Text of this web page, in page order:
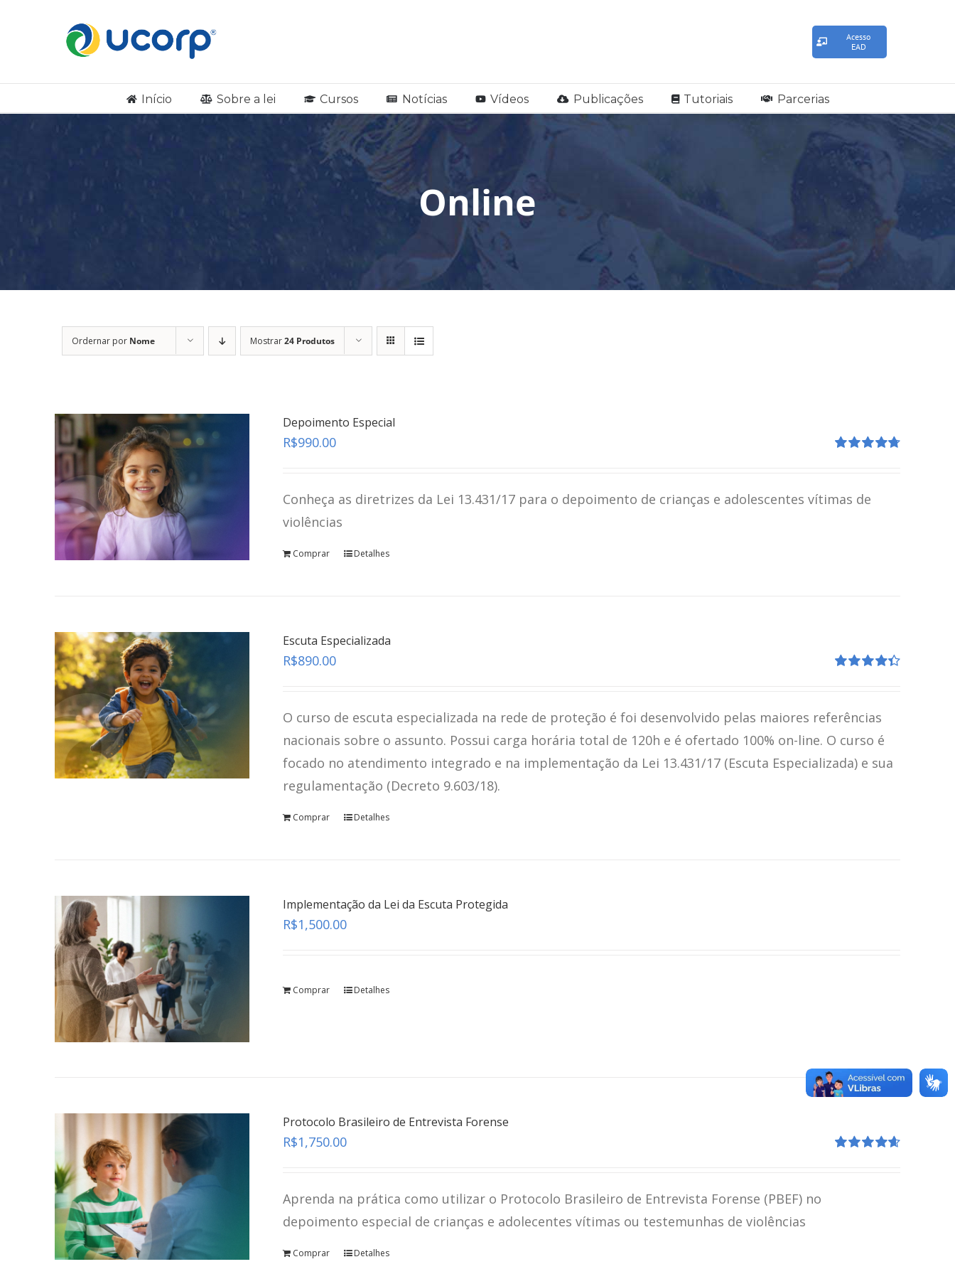
Acesso
EAD
Início Sobre a lei Cursos Notícias Vídeos Publicações Tutoriais Parcerias
Online
Ordernar por Nome Mostrar24 Produtos
Depoimento Especial
R$990.00
Conheça as diretrizes da Lei 13.431/17 para o depoimento de crianças e adolescentes vítimas de
violências
Comprar Detalhes
Escuta Especializada
R$890.00
O curso de escuta especializada na rede de proteção é foi desenvolvido pelas maiores referências
nacionais sobre o assunto. Possui carga horária total de 120h e é ofertado 100% on-line. O curso é
focado no atendimento integrado e na implementação da Lei 13.431/17 (Escuta Especializada) e sua
regulamentação (Decreto 9.603/18).
Comprar Detalhes
Implementação da Lei da Escuta Protegida
R$1,500.00
Comprar Detalhes
Protocolo Brasileiro de Entrevista Forense
R$1,750.00
Aprenda na prática como utilizar o Protocolo Brasileiro de Entrevista Forense (PBEF) no
depoimento especial de crianças e adolecentes vítimas ou testemunhas de violências
Comprar Detalhes